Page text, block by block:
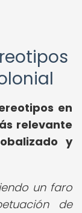
en
relevante
y
un faro
de